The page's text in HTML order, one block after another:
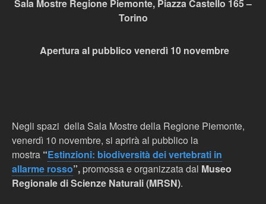
Sala Mostre Regione Piemonte, Piazza Castello 165 –
Torino
Apertura al pubblico venerdì 10 novembre
Negli spazi della Sala Mostre della Regione Piemonte,
venerdì 10 novembre, si aprirà al pubblico la
mostra “Estinzioni: biodiversità dei vertebrati in
allarme rosso”, promossa e organizzata dal Museo
Regionale di Scienze Naturali (MRSN).